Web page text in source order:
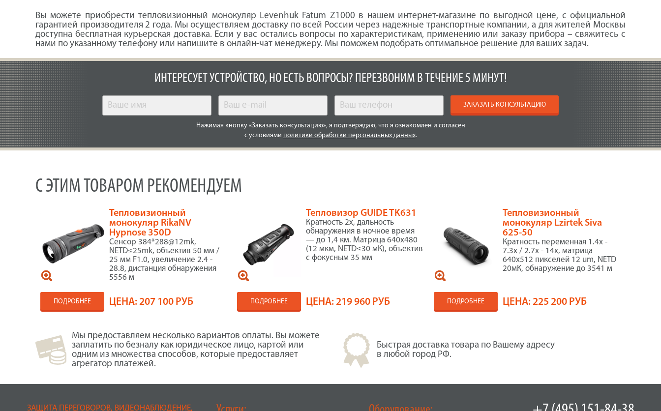
Вы можете приобрести тепловизионный монокуляр Levenhuk Fatum Z1000 в нашем интернет-магазине по выгодной цене, с официальной
гарантией производителя 2 года. Мы осуществляем доставку по всей России через надежные транспортные компании, а для жителей Москвы
доступна бесплатная курьерская доставка. Если у вас остались вопросы по характеристикам, применению или заказу прибора – свяжитесь с
нами по указанному телефону или напишите в онлайн-чат менеджеру. Мы поможем подобрать оптимальное решение для ваших задач.
ИНТЕРЕСУЕТ УСТРОЙСТВО, НО ЕСТЬ ВОПРОСЫ? ПЕРЕЗВОНИМ В ТЕЧЕНИЕ 5 МИНУТ!
ЗАКАЗАТЬ КОНСУЛЬТАЦИЮ
Нажимая кнопку «Заказать консультацию», я подтверждаю, что я ознакомлен и согласен
с условиями политики обработки персональных данных.
С ЭТИМ ТОВАРОМ РЕКОМЕНДУЕМ
Тепловизионный
монокуляр RikaNV
Hypnose 350D
Сенсор 384*288@12mk,
NETD≤25mk, объектив 50 мм /
25 мм F1.0, увеличение 2.4 -
28.8, дистанция обнаружения
5556 м
ПОДРОБНЕЕ ЦЕНА:207 100 РУБ
Тепловизор GUIDE TK631
Кратность 2x, дальность
обнаружения в ночное время
— до 1,4 км. Матрица 640x480
(12 мкм, NETD≤30 мК), объектив
с фокусным 35 мм
ПОДРОБНЕЕ ЦЕНА:219 960 РУБ
Тепловизионный
монокуляр Lzirtek Siva
625-50
Кратность переменная 1.4x -
7.3x / 2.7x - 14x, матрица
640x512 пикселей 12 um, NETD
20мК, обнаружение до 3541 м
ПОДРОБНЕЕ ЦЕНА:225 200 РУБ
Мы предоставляем несколько вариантов оплаты. Вы можете
заплатить по безналу как юридическое лицо, картой или
одним из множества способов, которые предоставляет
агрегатор платежей.
Быстрая доставка товара по Вашему адресу
в любой город РФ.
ЗАЩИТА ПЕРЕГОВОРОВ, ВИДЕОНАБЛЮДЕНИЕ,